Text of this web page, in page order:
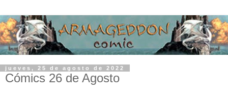
jueves, 25 de agosto de 2022
Cómics 26 de Agosto